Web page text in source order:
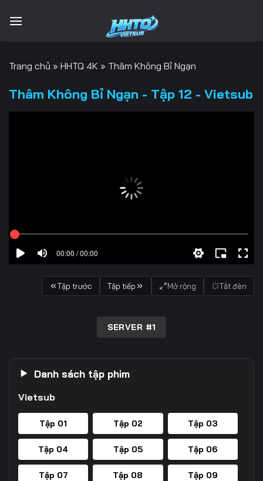
qua
Trang chủ » HHTQ 4K » Thâm Không Bỉ Ngạn
Thâm Không Bỉ Ngạn - Tập 12 - Vietsub
00:00 / 00:00
Tập trước Tập tiếp Mở rộng Tắt đèn
SERVER #1
Danh sách tập phim
Vietsub
Tập 01 Tập 02 Tập 03
Tập 04 Tập 05 Tập 06
Tập 07 Tập 08 Tập 09